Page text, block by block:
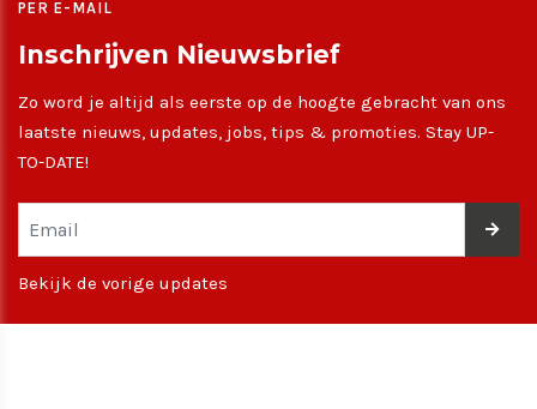
PER E-MAIL
Inschrijven Nieuwsbrief
Zo word je altijd als eerste op de hoogte gebracht van ons
laatste nieuws, updates, jobs, tips & promoties. Stay UP-
TO-DATE!
Bekijk de vorige updates